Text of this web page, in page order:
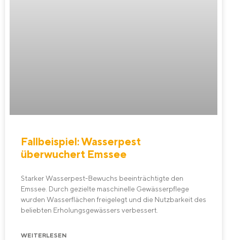
Fallbeispiel: Wasserpest
überwuchert Emssee
Starker Wasserpest-Bewuchs beeinträchtigte den
Emssee. Durch gezielte maschinelle Gewässerpflege
wurden Wasserflächen freigelegt und die Nutzbarkeit des
beliebten Erholungsgewässers verbessert.
WEITERLESEN